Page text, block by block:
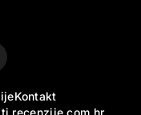
Kontakt
recenzije.com.hr